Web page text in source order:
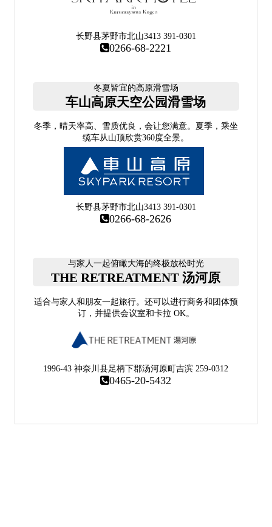
长野县茅野市北山3413 391-0301
0266-68-2221
冬夏皆宜的高原滑雪场
车山高原天空公园滑雪场
冬季，晴天率高、雪质优良，会让您满意。夏季，乘坐
缆车从山顶欣赏360度全景。
长野县茅野市北山3413 391-0301
0266-68-2626
与家人一起俯瞰大海的终极放松时光
THE RETREATMENT 汤河原
适合与家人和朋友一起旅行。还可以进行商务和团体预
订，并提供会议室和卡拉 OK。
1996-43 神奈川县足柄下郡汤河原町吉滨 259-0312
0465-20-5432